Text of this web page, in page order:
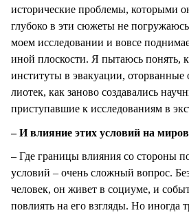
исторические проблемы, которыми
глубоко в эти сюжеты не
моем исследовании и вовсе
иной плоскости. Я пытаюсь понять,
институты в эвакуации, оторванные
лиотек, как заново создавались
приступавшие к исследованиям в
– И влияние этих условий на
– Где границы влияния со стороны
условий – очень сложный вопрос.
человек, он живет в социуме, и
повлиять на его взгляды. Но иногда